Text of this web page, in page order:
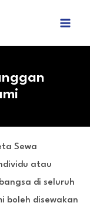
Sewa
atau
di seluruh
boleh disewakan